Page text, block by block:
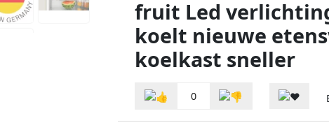
fruit Led
koelt nieuwe
koelkast sneller
0